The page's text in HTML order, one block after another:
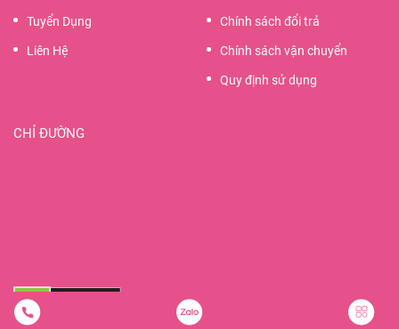
Tuyển Dụng
Liên Hệ
Chính sách đổi trả
Chính sách vận chuyển
Quy định sử dụng
CHỈ ĐƯỜNG